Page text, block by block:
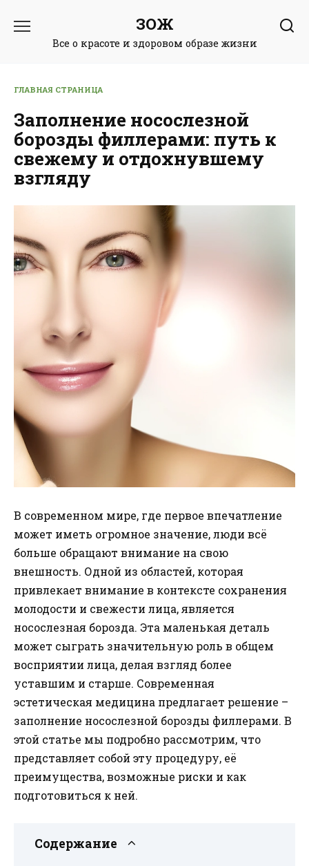
содержанию
ЗОЖ
Все о красоте и здоровом образе жизни
ГЛАВНАЯ СТРАНИЦА
Заполнение носослезной
борозды филлерами: путь к
свежему и отдохнувшему
взгляду
В современном мире, где первое впечатление
может иметь огромное значение, люди всё
больше обращают внимание на свою
внешность. Одной из областей, которая
привлекает внимание в контексте сохранения
молодости и свежести лица, является
носослезная борозда. Эта маленькая деталь
может сыграть значительную роль в общем
восприятии лица, делая взгляд более
уставшим и старше. Современная
эстетическая медицина предлагает решение –
заполнение носослезной борозды филлерами. В
этой статье мы подробно рассмотрим, что
представляет собой эту процедуру, её
преимущества, возможные риски и как
подготовиться к ней.
Содержание